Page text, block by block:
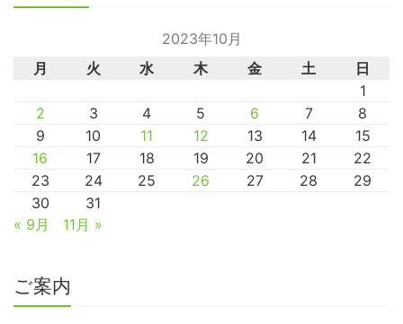
2023年10月
月
火 水 木 金 土
日
1
2
3 4 5 6 7
8
9
10 11 12 13 14
15
16
17 18 19 20 21
22
23
24 25 26 27 28
29
30
31
« 9月
11月 »
ご案内